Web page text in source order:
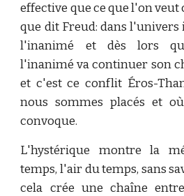
effective que ce que l'on veut
que dit Freud: dans l'univers
l'inanimé et dès lors
l'inanimé va continuer son
et c'est ce conflit Éros-
nous sommes placés et
convoque.
L'hystérique montre la
temps, l'air du temps, sans
cela crée une chaîne